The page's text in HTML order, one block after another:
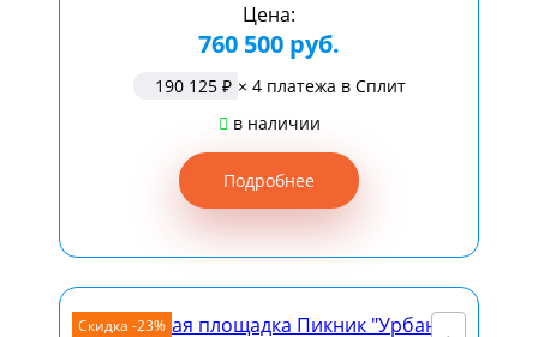
Цена:
760 500 руб.
190 125 ₽ × 4 платежа в Сплит
в наличии
Подробнее
Скидка -23%